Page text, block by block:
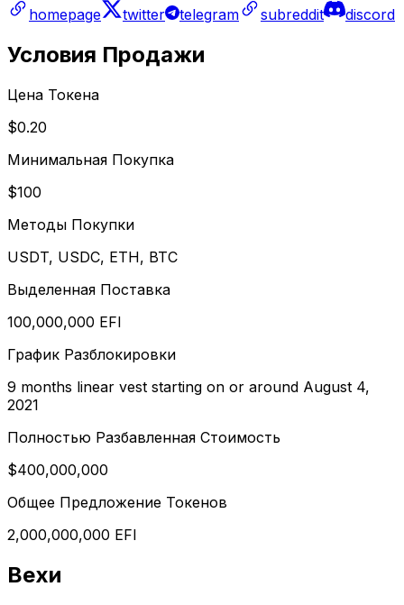
homepage
twitter telegram subreddit discord
Условия Продажи
Цена Токена
$0.20
Минимальная Покупка
$100
Методы Покупки
USDT, USDC, ETH, BTC
Выделенная Поставка
100,000,000 EFI
График Разблокировки
9 months linear vest starting on or around August 4,
2021
Полностью Разбавленная Стоимость
$400,000,000
Общее Предложение Токенов
2,000,000,000 EFI
Вехи